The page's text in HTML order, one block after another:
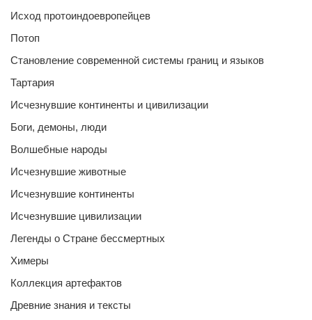
Исход протоиндоевропейцев
Потоп
Становление современной системы границ и языков
Тартария
Исчезнувшие континенты и цивилизации
Боги, демоны, люди
Волшебные народы
Исчезнувшие животные
Исчезнувшие континенты
Исчезнувшие цивилизации
Легенды о Стране бессмертных
Химеры
Коллекция артефактов
Древние знания и тексты